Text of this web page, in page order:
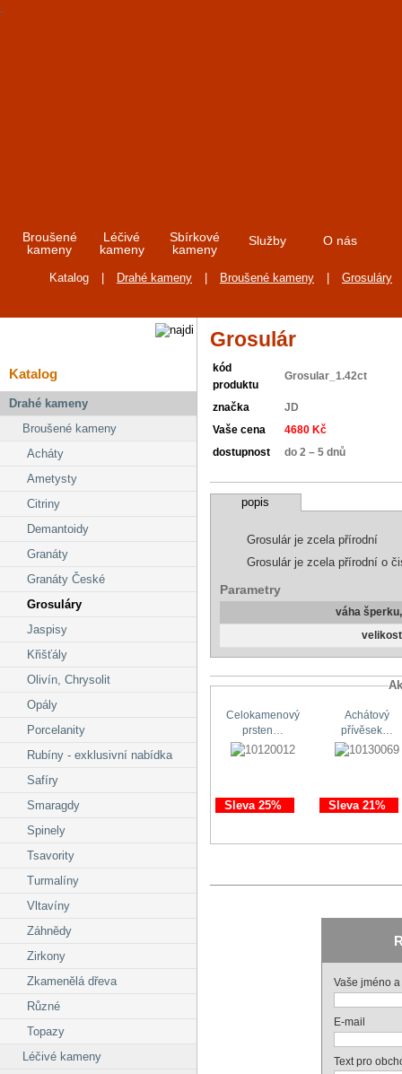
Broušené
kameny
Léčivé
kameny
Sbírkové
kameny
Služby O nás
Katalog Drahé kameny Broušené kameny Grosuláry
Katalog
Drahé kameny
Broušené kameny
Acháty
Ametysty
Citriny
Demantoidy
Granáty
Granáty České
Grosuláry
Jaspisy
Křišťály
Olivín, Chrysolit
Opály
Porcelanity
Rubíny - exklusivní nabídka
Safíry
Smaragdy
Spinely
Tsavority
Turmalíny
Vltavíny
Záhnědy
Zirkony
Zkamenělá dřeva
Různé
Topazy
Léčivé kameny
Grosulár
kód
produktu
Grosular_1.42ct
značka JD
Vaše cena 4680 Kč
dostupnost do 2 – 5 dnů
popis
Grosulár je zcela přírodní
Grosulár je zcela přírodní o
Parametry
váha
Celokamenový
prsten…
Sleva 25%
Achátový
přívěsek…
Sleva 21%
Vaše jméno
E-mail
Text pro